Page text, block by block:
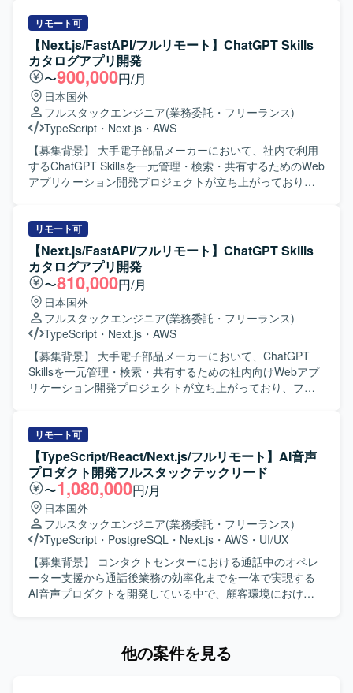
ロントエンドまで幅広く対応しつつ、チームメンバーと協
調しながら成果物の品質向上に取り組める方を想定してお
ります。 【ポジションの魅力】 Azure OpenAI や Gemini
などの最先端生成AIモデルを活用したプロダクト開発に携
わることで、実践的なAI活用スキルを身につけていただけ
ます。 要件定義から運用まで一貫して関わることができる
ため、フルスタックエンジニアとしての経験を幅広く積む
ことができます。 お客様ごとに異なる業務課題に向き合い
ながら、独自プラグインとの組み合わせによる多様なソリ
ューションを企画・実装できる環境です。 【開発環境】
TypeScript/React/Next.js を用いたフロントエンドと、
Google Gemini などの生成AIモデルと連携するWebアプリ
ケーション基盤を使用しております。
いたWebアプリケーション開発を行っていただき、API連携
や画面とのデータ連携も実装いただきます。Gitを用いたチ
ーム開発プロセスに参加し、コードレビューやブランチ運
用ルールに沿った開発を行います。Dockerを利用した開発
環境の構築やコンテナベースでの動作確認も実施いただき
ます。仕様駆動開発やAI駆動開発の考え方を取り入れなが
ら、AI活用を意識した設計・実装にも携わっていただきま
す。 【求める人物像】 フロントエンドとバックエンドの両
面で主体的に開発を進められる方を求めています。チーム
メンバーとのコミュニケーションを大切にしながら、Gitを
前提とした開発フローに順応できる方を歓迎いたします。
境です。 【ポジションの魅力】 Next.js/ReactとPHPを組み
合わせたWebシステム開発に継続的に関わることで、フロ
ントエンド・バックエンド双方のスキルを高めていただけ
ます。Dockerを用いたコンテナ開発環境での実務経験や、
AI駆動開発に関する知見を深められる点も特徴となりま
す。長期的な参画を通じて、仕様検討から実装・改善まで
一貫して携われる機会があります。 【開発環境】
Next.js/Reactを用いたWebフロントエンド開発環境と、
PHPベースのバックエンド開発環境となります。Gitを利用
したソースコード管理を行い、Dockerによるコンテナ化さ
れた開発環境で作業を進めていただきます。仕様駆動開発
リモート可
【Next.js/FastAPI/フルリモート】ChatGPT Skills
カタログアプリ開発
〜900,000円/月
日本国外
フルスタックエンジニア(業務委託・フリーランス)
TypeScript ・ Next.js ・ AWS
【募集背景】 大手電子部品メーカーにおいて、社内で利用
するChatGPT Skillsを一元管理・検索・共有するためのWeb
アプリケーション開発プロジェクトが立ち上がっており、
っていただきます。 FastAPIを用いたバックエンドおよび
APIの設計・実装を担当していただきます。 SkillsのZIPファ
イルアップロード、情報登録、一覧表示、検索機能の実装
を行っていただきます。 Gitリポジトリへの登録・連携機能
の実装を行っていただきます。 Dockerを用いた開発環境お
よび実行環境の構築を行っていただきます。 AWS ECSへの
アプリケーションデプロイを行っていただきます。 CI/CD
パイプラインの設計・構築を行っていただきます。 単体テ
スト、結合テスト、コードレビューの実施を行っていただ
きます。 【求める人物像】 フロントエンドからバックエン
ド、インフラまで一貫して主体的に対応できる方を求めて
開発プロセスの標準化にも関心を持ち、継続的な改善に取
り組める方を歓迎いたします。 【ポジションの魅力】 生成
AI関連のChatGPT Skillsを扱う社内向けWebアプリケーショ
ンの立ち上げから携わることができる案件です。 Next.js、
FastAPI、AWS ECS、Docker、GitHub Actionsといったモ
ダンな技術スタックをフルスタックに経験することができ
ます。 アーキテクチャ設計やCI/CD、セキュリティなど、
アプリケーション全体の設計から運用まで幅広い領域に関
与できる環境です。 【開発環境】 フロントエンドは
Next.js、TypeScriptを用いて開発いたします。 バックエン
ドはPython、FastAPIを用いて開発いたします。 インフラ
はGitおよびGitHubを利用いたします。
リモート可
【Next.js/FastAPI/フルリモート】ChatGPT Skills
カタログアプリ開発
〜810,000円/月
日本国外
フルスタックエンジニア(業務委託・フリーランス)
TypeScript ・ Next.js ・ AWS
【募集背景】 大手電子部品メーカーにおいて、ChatGPT
Skillsを一元管理・検索・共有するための社内向けWebアプ
リケーション開発プロジェクトが立ち上がっており、フル
実装を行っていただきます。 FastAPIを用いたバックエンド
およびAPIの設計・実装を担当していただきます。 Skillsの
ZIPファイルアップロード、情報登録、一覧表示、検索機能
の実装を行っていただきます。 Gitリポジトリへの登録・連
携機能の実装を行っていただきます。 Dockerを用いた開発
環境および実行環境の構築を行っていただきます。 AWS
ECSへのアプリケーションデプロイを行っていただきま
す。 CI/CDパイプラインの設計・構築を行っていただきま
す。 単体テスト、結合テスト、コードレビューの実施を行
っていただきます。 【求める人物像】 フロントエンドから
バックエンド、インフラまで一貫して主体的に取り組んで
りながら品質向上に取り組んでいただける方を求めており
リモート可
【TypeScript/React/Next.js/フルリモート】AI音声
プロダクト開発フルスタックテックリード
〜1,080,000円/月
日本国外
フルスタックエンジニア(業務委託・フリーランス)
TypeScript ・ PostgreSQL ・ Next.js ・ AWS ・ UI/UX
【募集背景】 コンタクトセンターにおける通話中のオペレ
ーター支援から通話後業務の効率化までを一体で実現する
AI音声プロダクトを開発している中で、顧客環境における
となっております。そのため、フロントエンドとバックエ
他の案件を見る